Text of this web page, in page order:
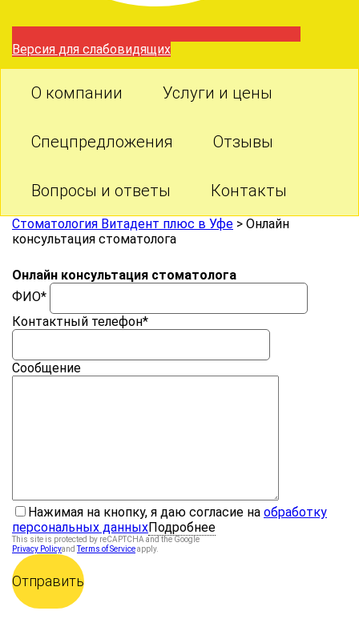
Версия для слабовидящих
О компании Услуги и цены
Спецпредложения Отзывы
Вопросы и ответы Контакты
Стоматология Витадент плюс в Уфе > Онлайн
консультация стоматолога
Онлайн консультация стоматолога
ФИО*
Контактный телефон*
Сообщение
Нажимая на кнопку, я даю согласие на обработку
персональных данныхПодробнее
This site is protected by reCAPTCHA and the Google
Privacy PolicyandTerms of Serviceapply.